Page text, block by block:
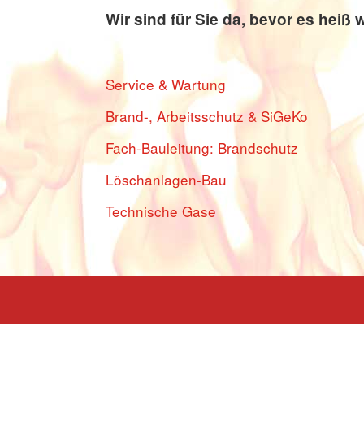
Wir sind für Sie da, bevor es heiß
Service & Wartung
Brand-, Arbeitsschutz & SiGeKo
Fach-Bauleitung: Brandschutz
Löschanlagen-Bau
Technische Gase